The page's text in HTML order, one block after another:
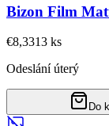
Bizon Film
€8,3313 ks
Odeslání úterý
Do